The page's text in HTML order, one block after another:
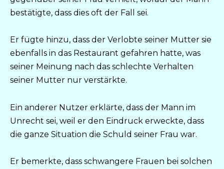
bestätigte, dass dies oft der Fall sei.
Er fügte hinzu, dass der Verlobte seiner Mutter sie
ebenfalls in das Restaurant gefahren hatte, was
seiner Meinung nach das schlechte Verhalten
seiner Mutter nur verstärkte.
Ein anderer Nutzer erklärte, dass der Mann im
Unrecht sei, weil er den Eindruck erweckte, dass
die ganze Situation die Schuld seiner Frau war.
Er bemerkte, dass schwangere Frauen bei solchen